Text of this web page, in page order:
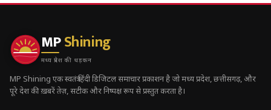
MPShining
मध्य प्रदेश की धड़कन
MP Shining एक स्वतंत्र हिंदी डिजिटल समाचार प्रकाशन है जो मध्य प्रदेश, छत्तीसगढ़, और
पूरे देश की ख़बरें तेज़, सटीक और निष्पक्ष रूप से प्रस्तुत करता है।